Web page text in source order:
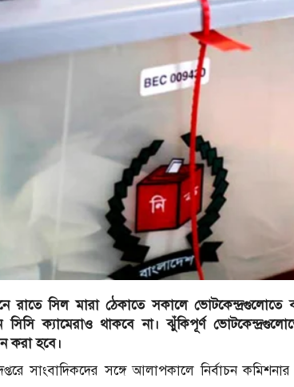
রাতে সিল মারা ঠেকাতে সকালে ভোটকেন্দ্রগুলোতে
সিসি ক্যামেরাও থাকবে না। ঝুঁকিপূর্ণ
করা হবে।
সাংবাদিকদের সঙ্গে আলাপকালে নির্বাচন